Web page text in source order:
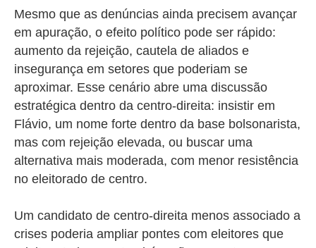
Mesmo que as denúncias ainda precisem avançar
em apuração, o efeito político pode ser rápido:
aumento da rejeição, cautela de aliados e
insegurança em setores que poderiam se
aproximar. Esse cenário abre uma discussão
estratégica dentro da centro-direita: insistir em
Flávio, um nome forte dentro da base bolsonarista,
mas com rejeição elevada, ou buscar uma
alternativa mais moderada, com menor resistência
no eleitorado de centro.
Um candidato de centro-direita menos associado a
crises poderia ampliar pontes com eleitores que